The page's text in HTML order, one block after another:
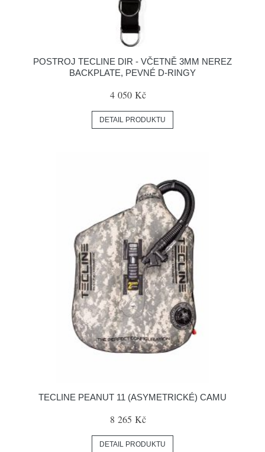
POSTROJ TECLINE DIR - VČETNĚ 3MM NEREZ
BACKPLATE, PEVNÉ D-RINGY
4 050 Kč
DETAIL PRODUKTU
TECLINE PEANUT 11 (ASYMETRICKÉ) CAMU
8 265 Kč
DETAIL PRODUKTU